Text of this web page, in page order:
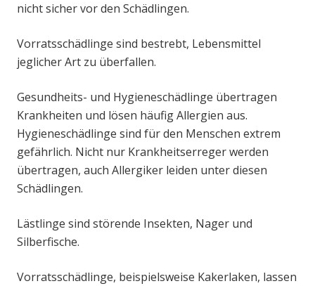
nicht sicher vor den Schädlingen.
Vorratsschädlinge sind bestrebt, Lebensmittel
jeglicher Art zu überfallen.
Gesundheits- und Hygieneschädlinge übertragen
Krankheiten und lösen häufig Allergien aus.
Hygieneschädlinge sind für den Menschen extrem
gefährlich. Nicht nur Krankheitserreger werden
übertragen, auch Allergiker leiden unter diesen
Schädlingen.
Lästlinge sind störende Insekten, Nager und
Silberfische.
Vorratsschädlinge, beispielsweise Kakerlaken, lassen